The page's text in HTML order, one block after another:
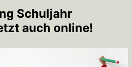
Schuljahr
auch online!